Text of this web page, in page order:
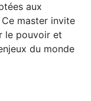
aux
master invite
le pouvoir et
du monde